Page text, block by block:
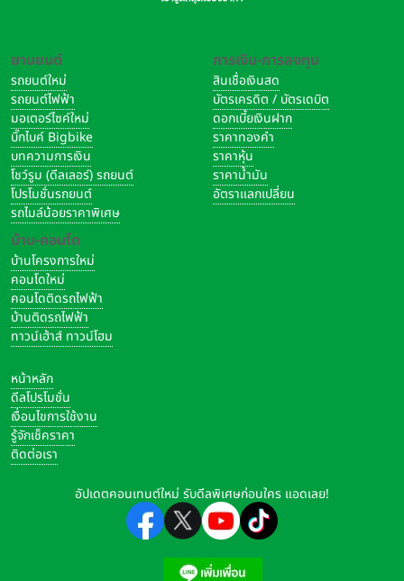
11,900 บาท
Lenovo ThinkPhone by Motorola
สถานะ
เปิดตัว :
5 ม.ค. 2023 @CES 2023(สหรัฐอเมริกา)
วางจำหน่าย :-
ราคาเปิดตัว :-
รุ่น 6GB + 128GB ราคา 799 หยวนจีน หรือประมาณ 3,900 บาท
OPPO A56s
สถานะ
เปิดตัว :9 ม.ค. 2023(จีน)
ยานยนต์
รถยนต์ใหม่
รถยนต์ไฟฟ้า
มอเตอร์ไซค์ใหม่
บิ๊กไบค์ Bigbike
บทความการเงิน
โชว์รูม (ดีลเลอร์) รถยนต์
โปรโมชั่นรถยนต์
รถไมล์น้อยราคาพิเศษ
บ้าน-คอนโด
บ้านโครงการใหม่
คอนโดใหม่
คอนโดติดรถไฟฟ้า
บ้านติดรถไฟฟ้า
ทาวน์เฮ้าส์ ทาวน์โฮม
การเงิน-การลงทุน
สินเชื่อเงินสด
บัตรเครดิต / บัตรเดบิต
ดอกเบี้ยเงินฝาก
ราคาทองคำ
ราคาหุ้น
ราคาน้ำมัน
อัตราแลกเปลี่ยน
หน้าหลัก
ดีลโปรโมชั่น
เงื่อนไขการใช้งาน
รู้จักเช็คราคา
ติดต่อเรา
อัปเดตคอนเทนต์ใหม่ รับดีลพิเศษก่อนใคร แอดเลย!